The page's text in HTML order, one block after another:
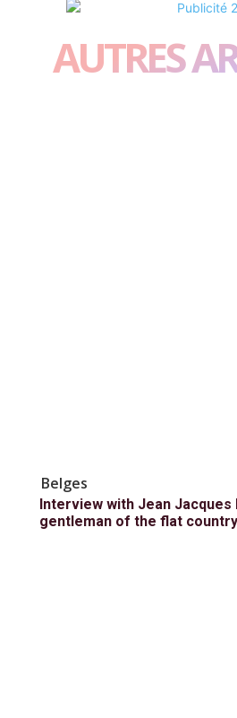
AUTRES
Belges
Interview with Jean Jacques
gentleman of the flat country